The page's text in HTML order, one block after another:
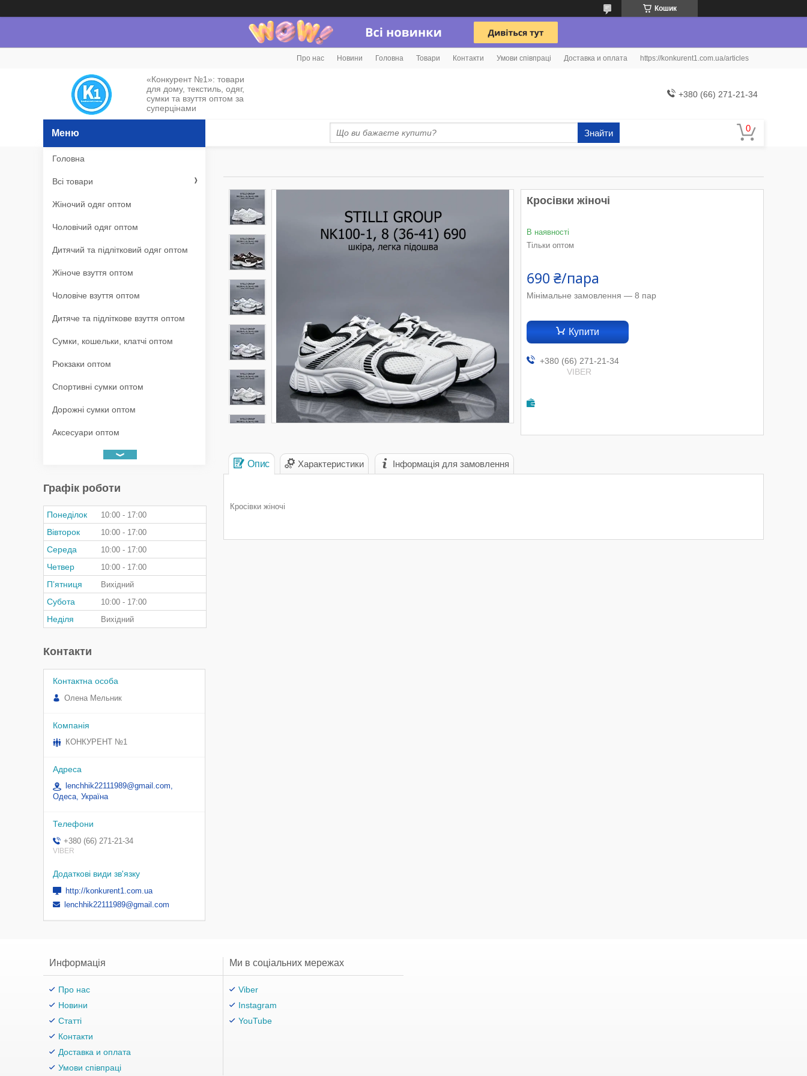
Кошик
Про нас Новини Головна Товари Контакти Умови співпраці Доставка и оплата https://konkurent1.com.ua/articles
«Конкурент №1»: товари
для дому, текстиль, одяг,
сумки та взуття оптом за
суперцінами
+380 (66) 271-21-34
Знайти
Кросівки жіночі
В наявності
Тільки оптом
690 ₴/пара
Мінімальне замовлення — 8 пар
Купити
+380 (66) 271-21-34
VIBER
Опис Характеристики Інформація для замовлення
Кросівки жіночі
Головна
Всі товари
Жіночий одяг оптом
Чоловічий одяг оптом
Дитячий та підлітковий одяг оптом
Жіноче взуття оптом
Чоловіче взуття оптом
Дитяче та підліткове взуття оптом
Сумки, кошельки, клатчі оптом
Рюкзаки оптом
Спортивні сумки оптом
Дорожні сумки оптом
Аксесуари оптом
Графік роботи
Понеділок 10:00 17:00
Вівторок 10:00 17:00
Середа 10:00 17:00
Четвер 10:00 17:00
Пʼятниця Вихідний
Субота 10:00 17:00
Неділя Вихідний
Контакти
Олена Мельник
КОНКУРЕНТ №1
lenchhik22111989@gmail.com,
Одеса, Україна
+380 (66) 271-21-34
VIBER
http://konkurent1.com.ua
lenchhik22111989@gmail.com
Информація
Про нас
Новини
Статті
Контакти
Доставка и оплата
Умови співпраці
Ми в соціальних мережах
Viber
Instagram
YouTube